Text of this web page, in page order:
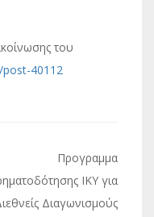
του
40112
Προγραμμα
ΙΚΥ για
Διαγωνισμούς